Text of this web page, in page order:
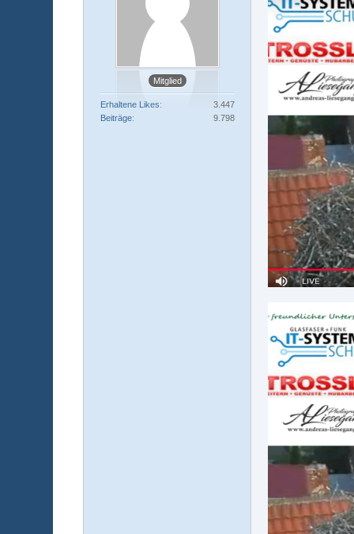
Mitglied
Erhaltene Likes
3.447
Beiträge
9.798